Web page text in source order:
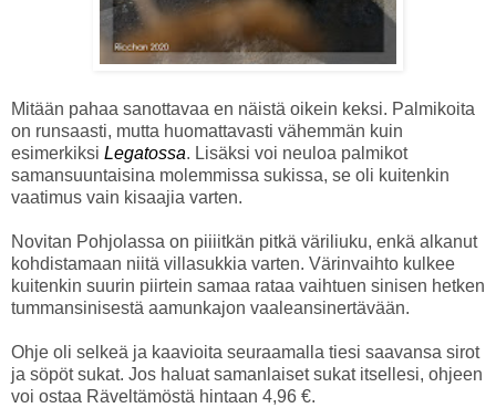
Mitään pahaa sanottavaa en näistä oikein keksi. Palmikoita
on runsaasti, mutta huomattavasti vähemmän kuin
esimerkiksi Legatossa. Lisäksi voi neuloa palmikot
samansuuntaisina molemmissa sukissa, se oli kuitenkin
vaatimus vain kisaajia varten.
Novitan Pohjolassa on piiiitkän pitkä väriliuku, enkä alkanut
kohdistamaan niitä villasukkia varten. Värinvaihto kulkee
kuitenkin suurin piirtein samaa rataa vaihtuen sinisen hetken
tummansinisestä aamunkajon vaaleansinertävään.
Ohje oli selkeä ja kaavioita seuraamalla tiesi saavansa sirot
ja söpöt sukat. Jos haluat samanlaiset sukat itsellesi, ohjeen
voi ostaa Räveltämöstä hintaan 4,96 €.